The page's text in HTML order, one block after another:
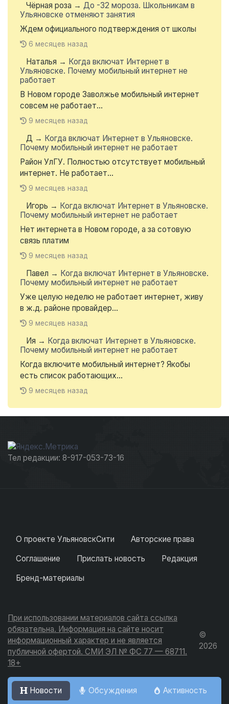
Чёрная роза → До -32 мороза. Школьникам в
Ульяновске отменяют занятия
Ждем официального подтверждения от школы
6 месяцев назад
Наталья → Когда включат Интернет в
Ульяновске. Почему мобильный интернет не
работает
В Новом городе Заволжье мобильный интернет
совсем не работает...
9 месяцев назад
Д → Когда включат Интернет в Ульяновске.
Почему мобильный интернет не работает
Район УлГУ. Полностью отсутствует мобильный
интернет. Не работает...
9 месяцев назад
Игорь → Когда включат Интернет в Ульяновске.
Почему мобильный интернет не работает
Нет интернета в Новом городе, а за сотовую
связь платим
9 месяцев назад
Павел → Когда включат Интернет в Ульяновске.
Почему мобильный интернет не работает
Уже целую неделю не работает интернет, живу
в ж.д. районе провайдер...
9 месяцев назад
Ия → Когда включат Интернет в Ульяновске.
Почему мобильный интернет не работает
Когда включите мобильный интернет? Якобы
есть список работающих...
9 месяцев назад
Тел редакции: 8-917-053-73-16
О проекте УльяновскСити
Авторские права
Соглашение
Прислать новость
Редакция
Бренд-материалы
При использовании материалов сайта ссылка
обязательна. Информация на сайте носит
информационный характер и не является
публичной офертой. СМИ ЭЛ № ФС 77 — 68711.
18+
©
2026
Новости Обсуждения Активность